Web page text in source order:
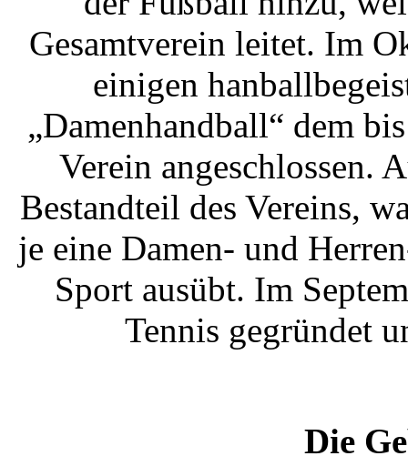
Gesamtverein leitet. Im
einigen
„Damenhandball“ dem
Verein angeschlossen.
Bestandteil des Vereins,
je eine Damen- und
Sport ausübt. Im
Tennis gegründet
Die